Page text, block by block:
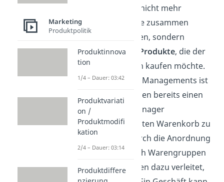
sollen dabei also nicht mehr
ähnliche Produkte zusammen
präsentiert werden, sondern
komplementäre Produkte, die der
Kunde zusammen kaufen möchte.
Ziel des Category Managements ist
es also dem Kunden bereits einen
vom Category Manager
zusammengestellten Warenkorb zu
präsentieren. Durch die Anordnung
der Produkte nach Warengruppen
werden die Kunden dazu verleitet,
Marketing
Produktpolitik
Produktinnova
tion
1/4 – Dauer: 03:42
Produktvariati
on /
Produktmodifi
kation
2/4 – Dauer: 03:14
Produktdiffere